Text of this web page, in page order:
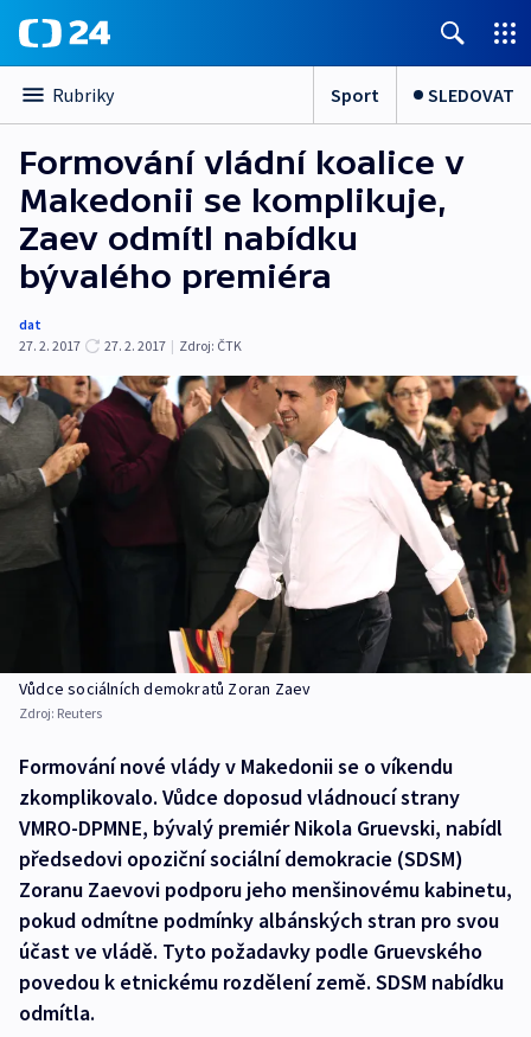
Rubriky Sport SLEDOVAT
Formování vládní koalice v
Makedonii se komplikuje,
Zaev odmítl nabídku
bývalého premiéra
dat
27. 2. 2017
27. 2. 2017 | Zdroj: ČTK
Vůdce sociálních demokratů Zoran Zaev
Zdroj: Reuters
Formování nové vlády v Makedonii se o víkendu
zkomplikovalo. Vůdce doposud vládnoucí strany
VMRO-DPMNE, bývalý premiér Nikola Gruevski, nabídl
předsedovi opoziční sociální demokracie (SDSM)
Zoranu Zaevovi podporu jeho menšinovému kabinetu,
pokud odmítne podmínky albánských stran pro svou
účast ve vládě. Tyto požadavky podle Gruevského
povedou k etnickému rozdělení země. SDSM nabídku
odmítla.